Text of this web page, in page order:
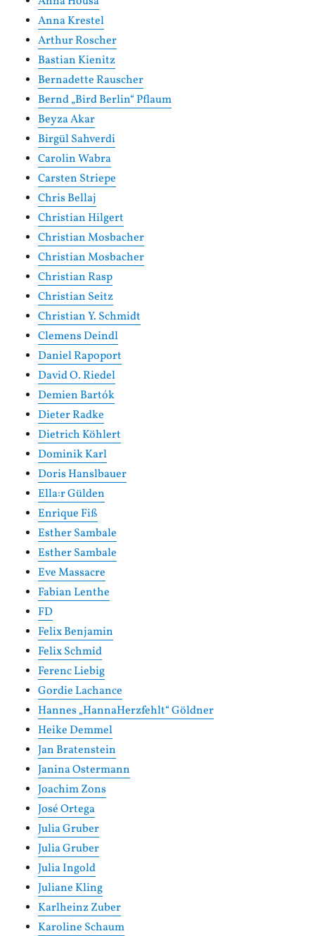
Anna Krestel
Arthur Roscher
Bastian Kienitz
Bernadette Rauscher
Bernd „Bird Berlin“ Pflaum
Beyza Akar
Birgül Sahverdi
Carolin Wabra
Carsten Striepe
Chris Bellaj
Christian Hilgert
Christian Mosbacher
Christian Mosbacher
Christian Rasp
Christian Seitz
Christian Y. Schmidt
Clemens Deindl
Daniel Rapoport
David O. Riedel
Demien Bartók
Dieter Radke
Dietrich Köhlert
Dominik Karl
Doris Hanslbauer
Ella:r Gülden
Enrique Fiß
Esther Sambale
Esther Sambale
Eve Massacre
Fabian Lenthe
FD
Felix Benjamin
Felix Schmid
Ferenc Liebig
Gordie Lachance
Hannes „HannaHerzfehlt“ Göldner
Heike Demmel
Jan Bratenstein
Janina Ostermann
Joachim Zons
José Ortega
Julia Gruber
Julia Gruber
Julia Ingold
Juliane Kling
Karlheinz Zuber
Karoline Schaum